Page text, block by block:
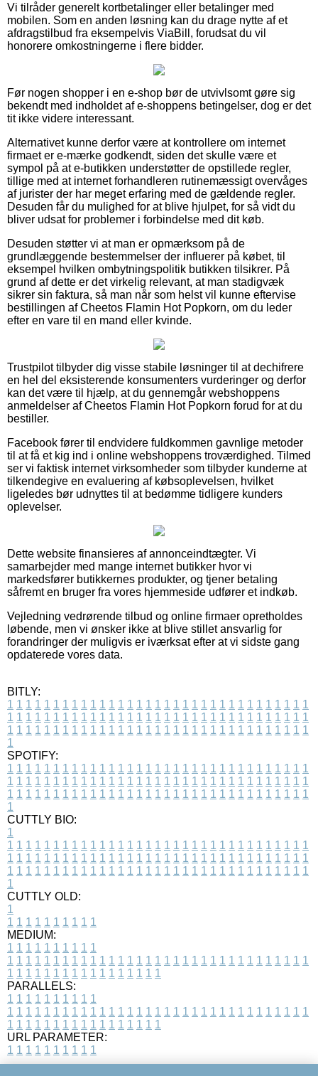
Vi tilråder generelt kortbetalinger eller betalinger med
mobilen. Som en anden løsning kan du drage nytte af et
afdragstilbud fra eksempelvis ViaBill, forudsat du vil
honorere omkostningerne i flere bidder.
Før nogen shopper i en e-shop bør de utvivlsomt gøre sig
bekendt med indholdet af e-shoppens betingelser, dog er det
tit ikke videre interessant.
Alternativet kunne derfor være at kontrollere om internet
firmaet er e-mærke godkendt, siden det skulle være et
sympol på at e-butikken understøtter de opstillede regler,
tillige med at internet forhandleren rutinemæssigt overvåges
af jurister der har meget erfaring med de gældende regler.
Desuden får du mulighed for at blive hjulpet, for så vidt du
bliver udsat for problemer i forbindelse med dit køb.
Desuden støtter vi at man er opmærksom på de
grundlæggende bestemmelser der influerer på købet, til
eksempel hvilken ombytningspolitik butikken tilsikrer. På
grund af dette er det virkelig relevant, at man stadigvæk
sikrer sin faktura, så man når som helst vil kunne eftervise
bestillingen af Cheetos Flamin Hot Popkorn, om du leder
efter en vare til en mand eller kvinde.
Trustpilot tilbyder dig visse stabile løsninger til at dechifrere
en hel del eksisterende konsumenters vurderinger og derfor
kan det være til hjælp, at du gennemgår webshoppens
anmeldelser af Cheetos Flamin Hot Popkorn forud for at du
bestiller.
Facebook fører til endvidere fuldkommen gavnlige metoder
til at få et kig ind i online webshoppens troværdighed. Tilmed
ser vi faktisk internet virksomheder som tilbyder kunderne at
tilkendegive en evaluering af købsoplevelsen, hvilket
ligeledes bør udnyttes til at bedømme tidligere kunders
oplevelser.
Dette website finansieres af annonceindtægter. Vi
samarbejder med mange internet butikker hvor vi
markedsfører butikkernes produkter, og tjener betaling
såfremt en bruger fra vores hjemmeside udfører et indkøb.
Vejledning vedrørende tilbud og online firmaer opretholdes
løbende, men vi ønsker ikke at blive stillet ansvarlig for
forandringer der muligvis er iværksat efter at vi sidste gang
opdaterede vores data.
BITLY:
1 1 1 1 1 1 1 1 1 1 1 1 1 1 1 1 1 1 1 1 1 1 1 1 1 1 1 1 1 1 1 1 1
1 1 1 1 1 1 1 1 1 1 1 1 1 1 1 1 1 1 1 1 1 1 1 1 1 1 1 1 1 1 1 1 1
1 1 1 1 1 1 1 1 1 1 1 1 1 1 1 1 1 1 1 1 1 1 1 1 1 1 1 1 1 1 1 1 1
1
SPOTIFY:
1 1 1 1 1 1 1 1 1 1 1 1 1 1 1 1 1 1 1 1 1 1 1 1 1 1 1 1 1 1 1 1 1
1 1 1 1 1 1 1 1 1 1 1 1 1 1 1 1 1 1 1 1 1 1 1 1 1 1 1 1 1 1 1 1 1
1 1 1 1 1 1 1 1 1 1 1 1 1 1 1 1 1 1 1 1 1 1 1 1 1 1 1 1 1 1 1 1 1
1
CUTTLY BIO:
1
1 1 1 1 1 1 1 1 1 1 1 1 1 1 1 1 1 1 1 1 1 1 1 1 1 1 1 1 1 1 1 1 1
1 1 1 1 1 1 1 1 1 1 1 1 1 1 1 1 1 1 1 1 1 1 1 1 1 1 1 1 1 1 1 1 1
1 1 1 1 1 1 1 1 1 1 1 1 1 1 1 1 1 1 1 1 1 1 1 1 1 1 1 1 1 1 1 1 1
1
CUTTLY OLD:
1
1 1 1 1 1 1 1 1 1 1
MEDIUM:
1 1 1 1 1 1 1 1 1 1
1 1 1 1 1 1 1 1 1 1 1 1 1 1 1 1 1 1 1 1 1 1 1 1 1 1 1 1 1 1 1 1 1
1 1 1 1 1 1 1 1 1 1 1 1 1 1 1 1 1
PARALLELS:
1 1 1 1 1 1 1 1 1 1
1 1 1 1 1 1 1 1 1 1 1 1 1 1 1 1 1 1 1 1 1 1 1 1 1 1 1 1 1 1 1 1 1
1 1 1 1 1 1 1 1 1 1 1 1 1 1 1 1 1
URL PARAMETER:
1 1 1 1 1 1 1 1 1 1